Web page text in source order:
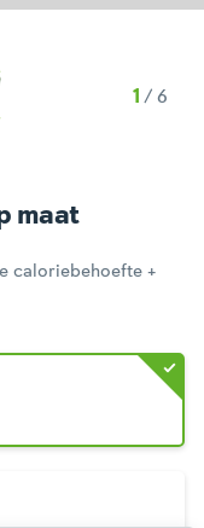
1 / 6
maat
caloriebehoefte +